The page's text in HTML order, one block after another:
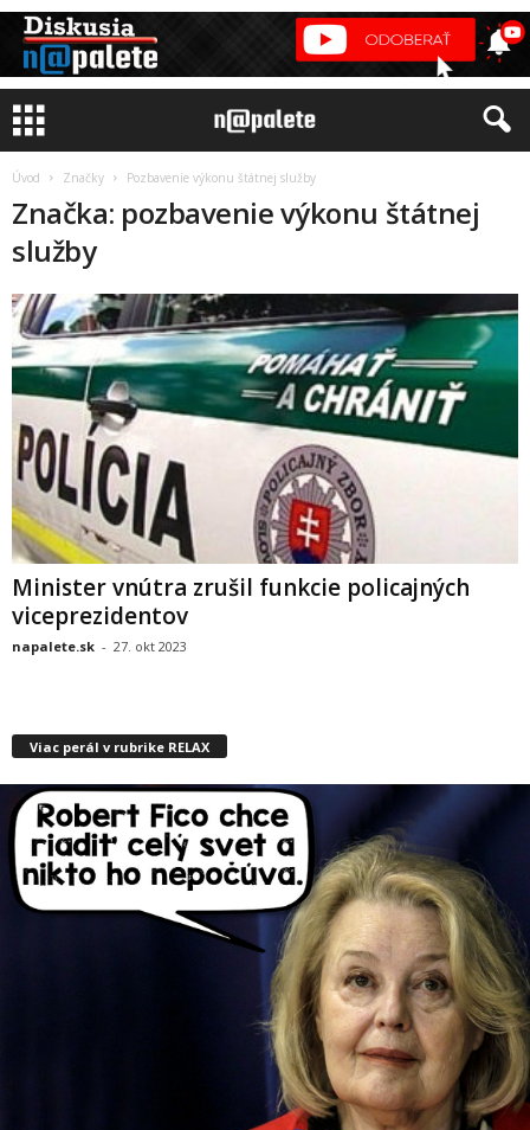
Úvod Značky Pozbavenie výkonu štátnej služby
Značka: pozbavenie výkonu štátnej
služby
Minister vnútra zrušil funkcie policajných
viceprezidentov
napalete.sk - 27. okt 2023
Viac perál v rubrike RELAX